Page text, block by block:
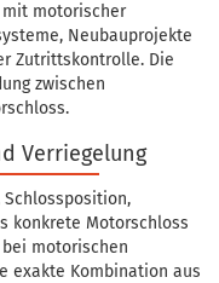
mit motorischer
Neubauprojekte
Zutrittskontrolle. Die
zwischen
Verriegelung
konkrete Motorschloss
motorischen
exakte Kombination aus